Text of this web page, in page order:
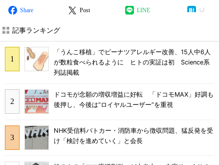
Share Post LINE
記事ランキング
「うんこ移植」でピーナツアレルギー改善、15人中6人
が数粒食べられるように ヒトの実証は初 Science系
列誌掲載
ドコモが念願の増収増益に好転 「ドコモMAX」好調も
後押し、今後は“ロイヤルユーザー”を重視
NHK受信料パトカー・消防車から徴収問題、猛反発を受
け「検討を進めていく」と会長